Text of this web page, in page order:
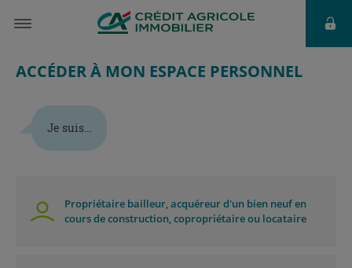
ACCÉDER À MON ESPACE PERSONNEL
Je suis...
Propriétaire bailleur, acquéreur d'un bien neuf en
cours de construction, copropriétaire ou locataire